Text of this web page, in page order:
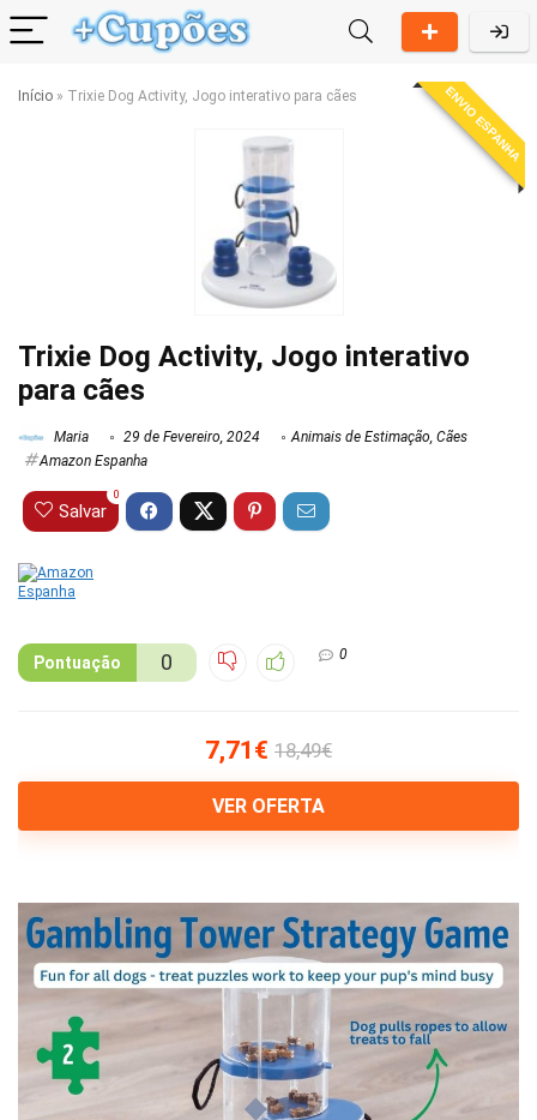
Início » Trixie Dog Activity, Jogo interativo para cães ENVIO ESPANHA
Trixie Dog Activity, Jogo interativo
para cães
Maria 29 de Fevereiro, 2024 Animais de Estimação, Cães
Amazon Espanha
Salvar
0
Pontuação 0 0
7,71€ 18,49€
VER OFERTA